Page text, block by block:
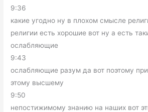
9:36
какие угодно ну в плохом смысле
религии есть хорошие вот ну а есть
ослабляющие
9:43
ослабляющие разум да вот поэтому
этому высшему
9:50
непостижимому знанию на наших вот